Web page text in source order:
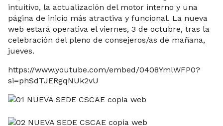
intuitivo, la actualización del motor interno y una
página de inicio más atractiva y funcional. La nueva
web estará operativa el viernes, 3 de octubre, tras la
celebración del pleno de consejeros/as de mañana,
jueves.
https://www.youtube.com/embed/0408YmlWFP0?
si=phSdTJERgqNUk2vU